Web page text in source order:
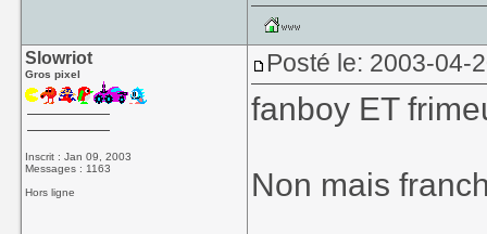
Slowriot
Gros pixel
Inscrit : Jan 09, 2003
Messages : 1163
Hors ligne
Posté le: 2003-04-
fanboy ET
Non mais